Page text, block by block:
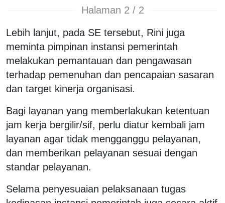
Halaman 2 / 2
Lebih lanjut, pada SE tersebut, Rini juga
meminta pimpinan instansi pemerintah
melakukan pemantauan dan pengawasan
terhadap pemenuhan dan pencapaian sasaran
dan target kinerja organisasi.
Bagi layanan yang memberlakukan ketentuan
jam kerja bergilir/sif, perlu diatur kembali jam
layanan agar tidak mengganggu pelayanan,
dan memberikan pelayanan sesuai dengan
standar pelayanan.
Selama penyesuaian pelaksanaan tugas